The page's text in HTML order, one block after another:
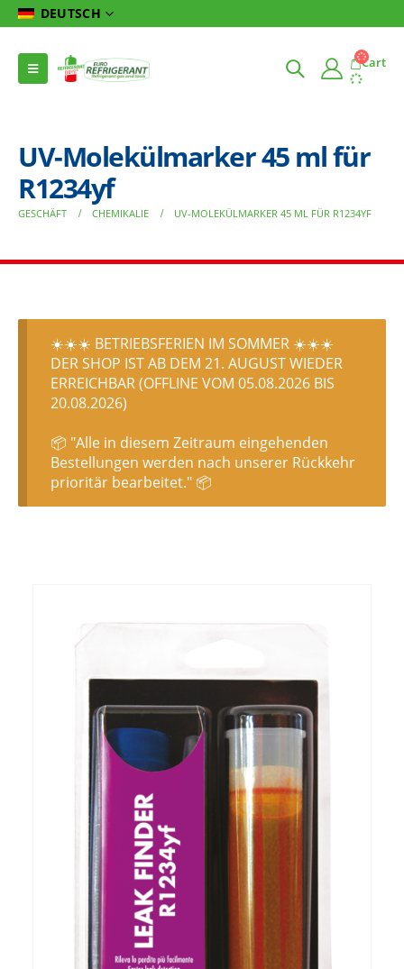
DEUTSCH
Cart
UV-Molekülmarker 45 ml für
R1234yf
GESCHÄFT CHEMIKALIE UV-MOLEKÜLMARKER 45 ML FÜR R1234YF
☀️☀️☀️ BETRIEBSFERIEN IM SOMMER ☀️☀️☀️
DER SHOP IST AB DEM 21. AUGUST WIEDER
ERREICHBAR (OFFLINE VOM 05.08.2026 BIS
20.08.2026)
📦 "Alle in diesem Zeitraum eingehenden
Bestellungen werden nach unserer Rückkehr
prioritär bearbeitet." 📦